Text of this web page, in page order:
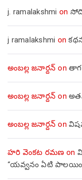
j. ramalakshmi on
j ramalakshmi on
అంబల్ల జనార్దన్ on
అంబల్ల జనార్దన్ on
అంబల్ల జనార్దన్ on
హరి వెంకట రమణ on
“యవ్వనం ఏటి